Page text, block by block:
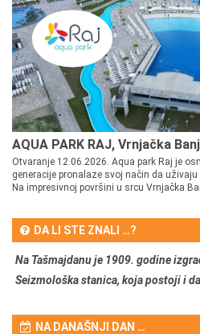
AQUA PARK RAJ, Vrnjačka
Otvaranje 12.06.2026. Aqua park Raj je
generacije pronalaze svoj način da
Na impresivnoj površini u srcu Vrnjačka
DA LI STE ZNALI …?
Na Tašmajdanu je 1909. godine
Seizmološka stanica, koja postoji i
NA DANAŠNJI DAN …